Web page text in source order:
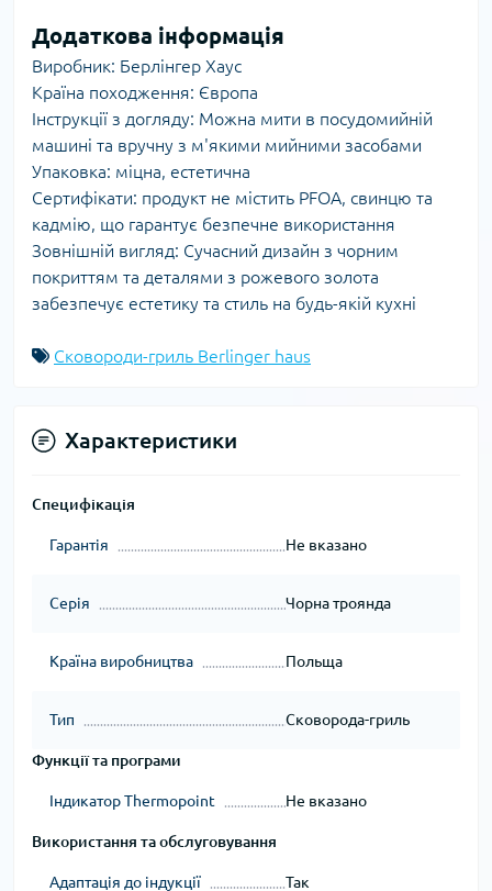
Додаткова інформація
Виробник: Берлінгер Хаус
Країна походження: Європа
Інструкції з догляду: Можна мити в посудомийній
машині та вручну з м'якими мийними засобами
Упаковка: міцна, естетична
Сертифікати: продукт не містить PFOA, свинцю та
кадмію, що гарантує безпечне використання
Зовнішній вигляд: Сучасний дизайн з чорним
покриттям та деталями з рожевого золота
забезпечує естетику та стиль на будь-якій кухні
Сковороди-гриль Berlinger haus
Характеристики
Специфікація
Гарантія Не вказано
Серія Чорна троянда
Країна виробництва Польща
Тип Сковорода-гриль
Функції та програми
Індикатор Thermopoint Не вказано
Використання та обслуговування
Адаптація до індукції Так